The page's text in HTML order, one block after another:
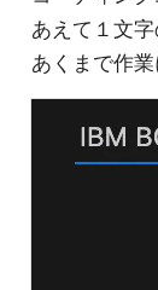
あえて１文
あくまで作